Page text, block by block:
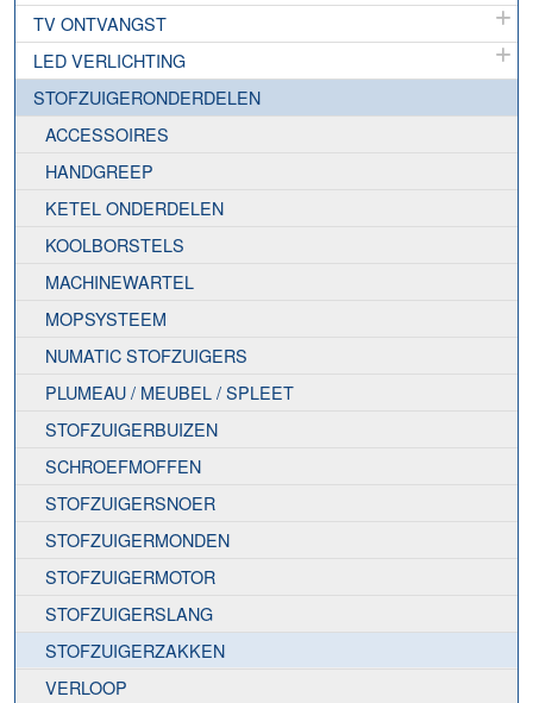
TV ONTVANGST
LED VERLICHTING
STOFZUIGERONDERDELEN
ACCESSOIRES
HANDGREEP
KETEL ONDERDELEN
KOOLBORSTELS
MACHINEWARTEL
MOPSYSTEEM
NUMATIC STOFZUIGERS
PLUMEAU / MEUBEL / SPLEET
STOFZUIGERBUIZEN
SCHROEFMOFFEN
STOFZUIGERSNOER
STOFZUIGERMONDEN
STOFZUIGERMOTOR
STOFZUIGERSLANG
STOFZUIGERZAKKEN
VERLOOP